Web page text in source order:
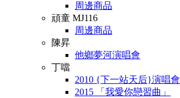
周邊商品
頑童 MJ116
周邊商品
陳昇
他鄉夢河演唱會
丁噹
2010 {下一站天后}演唱會
2015 「我愛你戀習曲」